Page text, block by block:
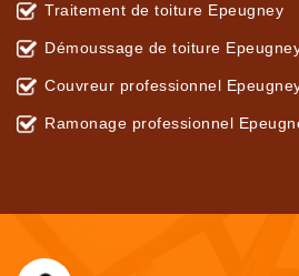
Traitement de toiture Epeugney
Démoussage de toiture
Couvreur professionnel
Ramonage professionnel